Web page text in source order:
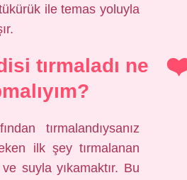
ile temas yoluyla
tırmaladı ne
tırmalandıysanız
ilk şey tırmalanan
suyla yıkamaktır. Bu